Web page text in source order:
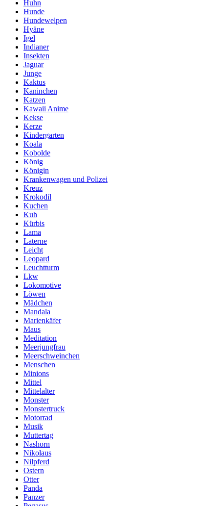
Huhn
Hunde
Hundewelpen
Hyäne
Igel
Indianer
Insekten
Jaguar
Junge
Kaktus
Kaninchen
Katzen
Kawaii Anime
Kekse
Kerze
Kindergarten
Koala
Kobolde
König
Königin
Krankenwagen und Polizei
Kreuz
Krokodil
Kuchen
Kuh
Kürbis
Lama
Laterne
Leicht
Leopard
Leuchtturm
Lkw
Lokomotive
Löwen
Mädchen
Mandala
Marienkäfer
Maus
Meditation
Meerjungfrau
Meerschweinchen
Menschen
Minions
Mittel
Mittelalter
Monster
Monstertruck
Motorrad
Musik
Muttertag
Nashorn
Nikolaus
Nilpferd
Ostern
Otter
Panda
Panzer